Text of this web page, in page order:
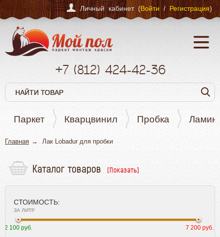
Личный кабинет (Войти/Регистрация)
+7 (812) 424-42-36
Паркет Кварцвинил Пробка
Главная Лак Lobadur для пробки
Каталог товаров
Паркет
Пробка
Ламинат
Плинтус
СТОИМОСТЬ:
ЗА ЛИТР
2 100 руб. 7 200 руб.